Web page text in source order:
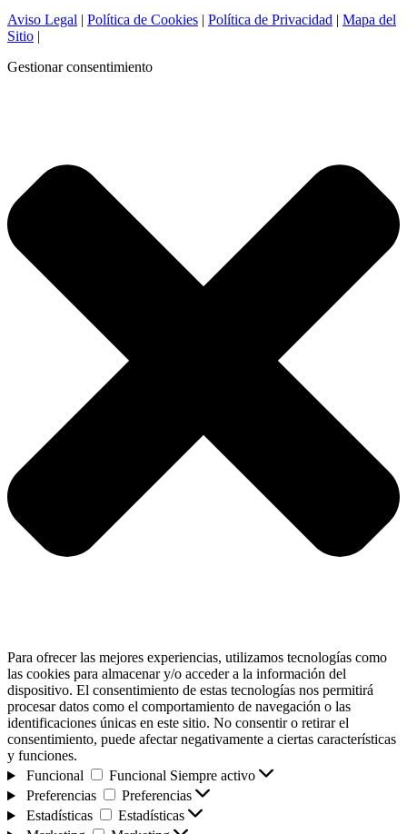
Aviso Legal | Política de Cookies | Política de Privacidad | Mapa del
Sitio |
Gestionar consentimiento
Para ofrecer las mejores experiencias, utilizamos tecnologías como
las cookies para almacenar y/o acceder a la información del
dispositivo. El consentimiento de estas tecnologías nos permitirá
procesar datos como el comportamiento de navegación o las
identificaciones únicas en este sitio. No consentir o retirar el
consentimiento, puede afectar negativamente a ciertas características
y funciones.
Funcional
Funcional Siempre activo
Preferencias
Preferencias
Estadísticas
Estadísticas